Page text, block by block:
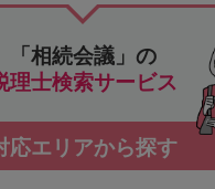
「相続会議」の
理士検索サービス
応エリアから探す